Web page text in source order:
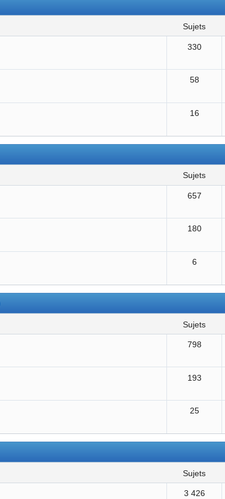
sujets
330
58
16
sujets
657
180
6
sujets
798
193
25
sujets
3 426